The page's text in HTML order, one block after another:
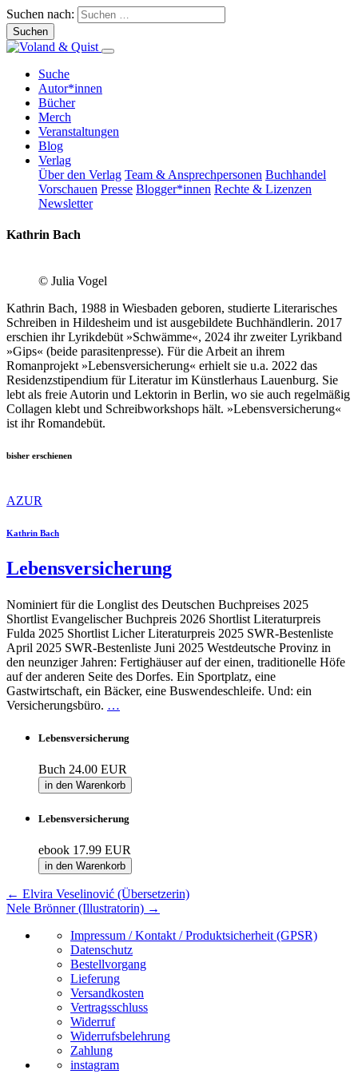
Suchen nach:
Suche
Autor*innen
Bücher
Merch
Veranstaltungen
Blog
Verlag
Über den Verlag Team & Ansprechpersonen Buchhandel
Vorschauen Presse Blogger*innen Rechte & Lizenzen
Newsletter
Kathrin Bach
© Julia Vogel
Kathrin Bach, 1988 in Wiesbaden geboren, studierte Literarisches
Schreiben in Hildesheim und ist ausgebildete Buchhändlerin. 2017
erschien ihr Lyrikdebüt »Schwämme«, 2024 ihr zweiter Lyrikband
»Gips« (beide parasitenpresse). Für die Arbeit an ihrem
Romanprojekt »Lebensversicherung« erhielt sie u.a. 2022 das
Residenzstipendium für Literatur im Künstlerhaus Lauenburg. Sie
lebt als freie Autorin und Lektorin in Berlin, wo sie auch regelmäßig
Collagen klebt und Schreibworkshops hält. »Lebensversicherung«
ist ihr Romandebüt.
bisher erschienen
AZUR
Kathrin Bach
Lebensversicherung
Nominiert für die Longlist des Deutschen Buchpreises 2025
Shortlist Evangelischer Buchpreis 2026 Shortlist Literaturpreis
Fulda 2025 Shortlist Licher Literaturpreis 2025 SWR-Bestenliste
April 2025 SWR-Bestenliste Juni 2025 Westdeutsche Provinz in
den neunziger Jahren: Fertighäuser auf der einen, traditionelle Höfe
auf der anderen Seite des Dorfes. Ein Sportplatz, eine
Gastwirtschaft, ein Bäcker, eine Buswendeschleife. Und: ein
Versicherungsbüro. …
Lebensversicherung
Buch 24.00 EUR
in den Warenkorb
Lebensversicherung
ebook 17.99 EUR
in den Warenkorb
← Elvira Veselinović (Übersetzerin)
Nele Brönner (Illustratorin) →
Impressum / Kontakt / Produktsicherheit (GPSR)
Datenschutz
Bestellvorgang
Lieferung
Versandkosten
Vertragsschluss
Widerruf
Widerrufsbelehrung
Zahlung
instagram